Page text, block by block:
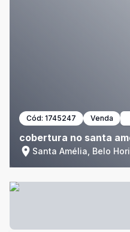
Cód: 1745247 Venda
cobertura no santa
Santa Amélia, Belo